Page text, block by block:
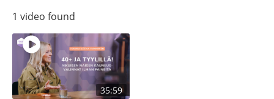
1 video found
35:59